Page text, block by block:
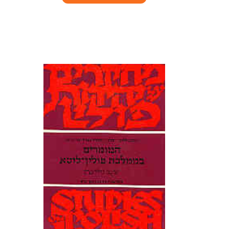
על המומרים בריכוז היהודי הגדול
בממלכת פולין-ליטא במאות
הט"ז-הי"ח. זהו נוסח מורחב של
החיבור שיצא בגרמנית ובפולנית,
תוך שינוי המבנה, ותוספת
תעודות שלא פורסמו עד כה.